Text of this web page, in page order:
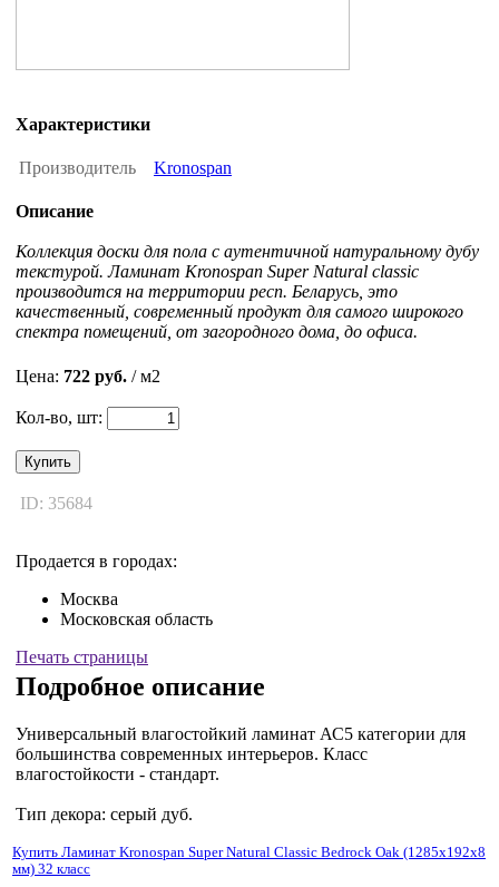
Характеристики
Производитель Kronospan
Описание
Коллекция доски для пола с аутентичной натуральному дубу
текстурой. Ламинат Kronospan Super Natural classic
производится на территории респ. Беларусь, это
качественный, современный продукт для самого широкого
спектра помещений, от загородного дома, до офиса.
Цена: 722 руб. / м2
Кол-во, шт:
Купить
ID: 35684
Продается в городах:
Москва
Московская область
Печать страницы
Подробное описание
Универсальный влагостойкий ламинат АС5 категории для
большинства современных интерьеров. Класс
влагостойкости - стандарт.
Tип декора: серый дуб.
Купить Ламинат Kronospan Super Natural Classic Bedrock Oak (1285x192x8
мм) 32 класс